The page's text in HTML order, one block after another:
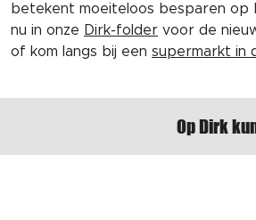
betekent moeiteloos besparen op
nu in onze Dirk-folder voor de
of kom langs bij een supermarkt in
Op Dirk